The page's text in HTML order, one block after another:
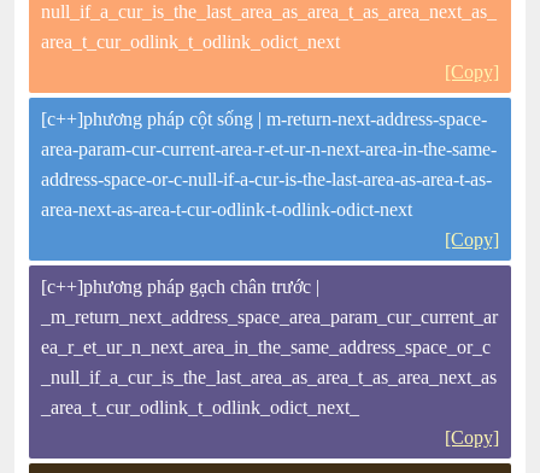
null_if_a_cur_is_the_last_area_as_area_t_as_area_next_as_
area_t_cur_odlink_t_odlink_odict_next
[Copy]
[c++]phương pháp cột sống | m-return-next-address-space-
area-param-cur-current-area-r-et-ur-n-next-area-in-the-same-
address-space-or-c-null-if-a-cur-is-the-last-area-as-area-t-as-
area-next-as-area-t-cur-odlink-t-odlink-odict-next
[Copy]
[c++]phương pháp gạch chân trước |
_m_return_next_address_space_area_param_cur_current_ar
ea_r_et_ur_n_next_area_in_the_same_address_space_or_c
_null_if_a_cur_is_the_last_area_as_area_t_as_area_next_as
_area_t_cur_odlink_t_odlink_odict_next_
[Copy]